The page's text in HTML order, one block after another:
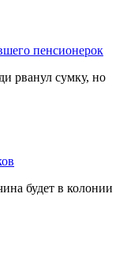
пенсионерок
рванул сумку, но
будет в колонии